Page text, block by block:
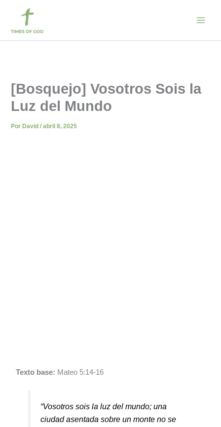
contenido
[Bosquejo] Vosotros Sois la
Luz del Mundo
Por David/abril 8, 2025
Texto base: Mateo 5:14-16
“Vosotros sois la luz del mundo; una
ciudad asentada sobre un monte no se